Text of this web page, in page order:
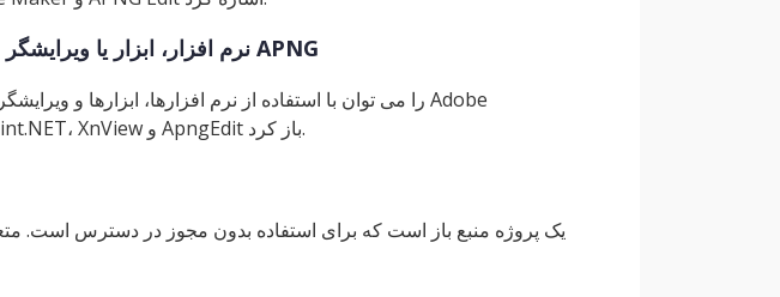
نرم افزار، ابزار یا ویرایشگر مورد استفاده برای باز کردن فایل APNG
Photoshop، GIMP، IrfanView، Paint.NET، XnView و ApngEdit باز کرد.